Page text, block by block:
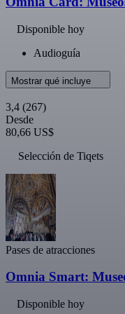
Disponible hoy
Audioguía
Mostrar qué incluye
3,4 (267)
Desde
80,66 US$
Selección de Tiqets
Pases de atracciones
Omnia Smart:
Disponible hoy